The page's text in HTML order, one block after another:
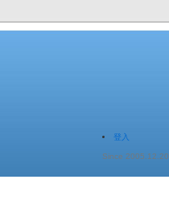
登入
Since 2005.12.20